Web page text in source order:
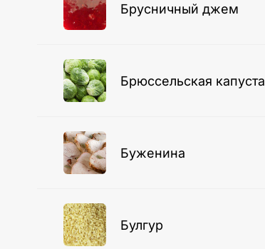
Брусничный джем
Брюссельская капуста
Буженина
Булгур